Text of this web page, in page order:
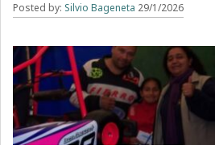
Posted by: Silvio Bageneta 29/1/2026